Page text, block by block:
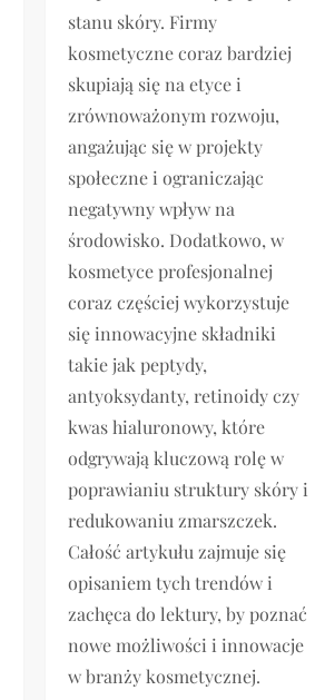
stanu skóry. Firmy
kosmetyczne coraz bardziej
skupiają się na etyce i
zrównoważonym rozwoju,
angażując się w projekty
społeczne i ograniczając
negatywny wpływ na
środowisko. Dodatkowo, w
kosmetyce profesjonalnej
coraz częściej wykorzystuje
się innowacyjne składniki
takie jak peptydy,
antyoksydanty, retinoidy czy
kwas hialuronowy, które
odgrywają kluczową rolę w
poprawianiu struktury skóry i
redukowaniu zmarszczek.
Całość artykułu zajmuje się
opisaniem tych trendów i
zachęca do lektury, by poznać
nowe możliwości i innowacje
w branży kosmetycznej.